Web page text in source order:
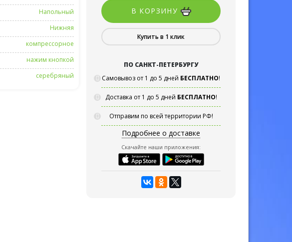
Напольный
Нижняя
компрессорное
нажим кнопкой
серебряный
В КОРЗИНУ
Купить в 1 клик
ПО САНКТ-ПЕТЕРБУРГУ
Самовывоз от 1 до 5 дней БЕСПЛАТНО!
Доставка от 1 до 5 дней БЕСПЛАТНО!
Отправим по всей территории РФ!
Подробнее о доставке
Скачайте наши приложения: